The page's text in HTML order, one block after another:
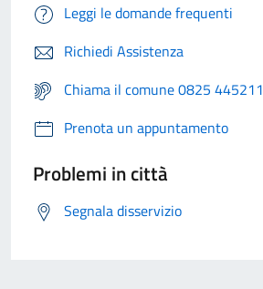
Leggi le domande frequenti
Richiedi Assistenza
Chiama il comune 0825 445211
Prenota un appuntamento
Problemi in città
Segnala disservizio